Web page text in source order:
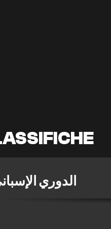
الدوري